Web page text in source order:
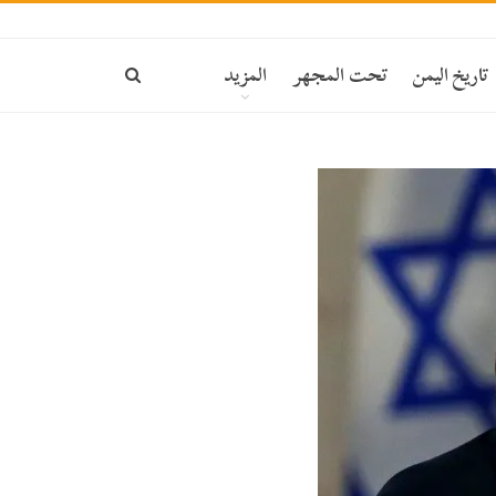
تاريخ اليمن تحت المجهر المزيد